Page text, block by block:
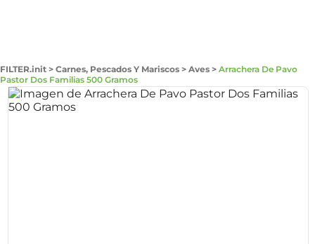
FILTER.init > Carnes, Pescados Y Mariscos > Aves > Arrachera De Pavo
Pastor Dos Familias 500 Gramos